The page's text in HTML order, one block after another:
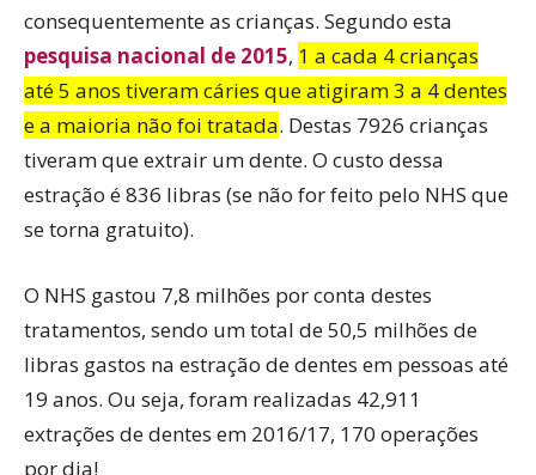
consequentemente as crianças. Segundo esta
pesquisa nacional de 2015, 1 a cada 4 crianças
até 5 anos tiveram cáries que atigiram 3 a 4 dentes
e a maioria não foi tratada. Destas 7926 crianças
tiveram que extrair um dente. O custo dessa
estração é 836 libras (se não for feito pelo NHS que
se torna gratuito).
O NHS gastou 7,8 milhões por conta destes
tratamentos, sendo um total de 50,5 milhões de
libras gastos na estração de dentes em pessoas até
19 anos. Ou seja, foram realizadas 42,911
extrações de dentes em 2016/17, 170 operações
por dia!